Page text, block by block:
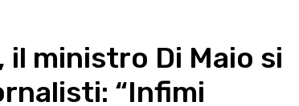
ministro Di Maio si
“Infimi